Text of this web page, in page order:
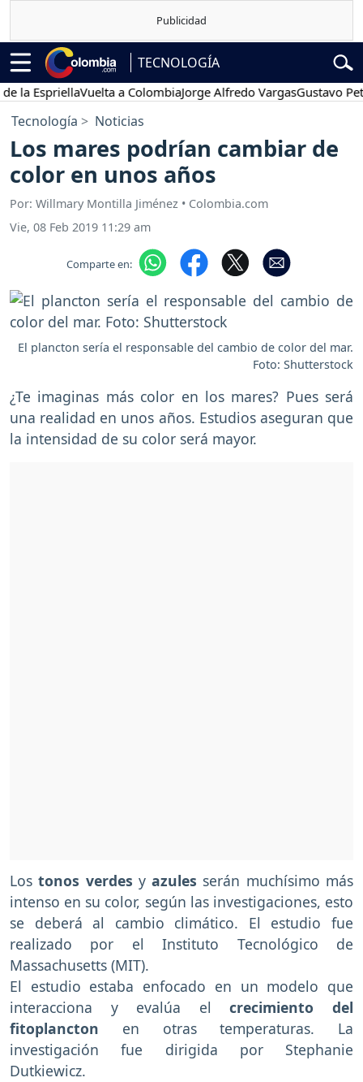
TECNOLOGÍA
Vuelta a ColombiaJorge Alfredo VargasGustavo Petro
Tecnología Noticias
Los mares podrían cambiar de
color en unos años
Por: Willmary Montilla Jiménez • Colombia.com
Vie, 08 Feb 2019 11:29 am
Comparte en:
El plancton sería el responsable del cambio de color del mar.
Foto: Shutterstock
¿Te imaginas más color en los mares? Pues será
una realidad en unos años. Estudios aseguran que
la intensidad de su color será mayor.
Lostonos verdes yazules serán muchísimo más
intenso en su color, según las investigaciones, esto
se deberá al cambio climático. El estudio fue
realizado por el Instituto Tecnológico de
Massachusetts (MIT).
El estudio estaba enfocado en un modelo que
interacciona y evalúa elcrecimiento del
fitoplancton en otras temperaturas. La
investigación fue dirigida por Stephanie
Dutkiewicz.